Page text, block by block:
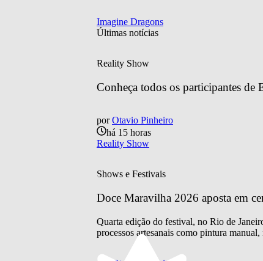
Imagine Dragons
Últimas notícias
Reality Show
Conheça todos os participantes de
por Otavio Pinheiro
há 15 horas
Reality Show
Shows e Festivais
Doce Maravilha 2026 aposta em
Quarta edição do festival, no Rio de
processos artesanais como pintura